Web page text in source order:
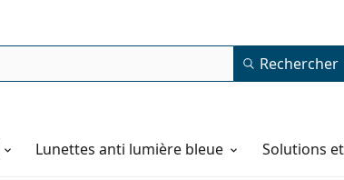
Rechercher
Lunettes anti lumière bleue Solutions